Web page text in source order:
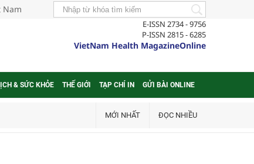
Nam
E-ISSN 2734 - 9756
P-ISSN 2815 - 6285
VietNam Health MagazineOnline
& SỨC KHỎE THẾ GIỚI TẠP CHÍ IN GỬI BÀI ONLINE
MỚI NHẤT ĐỌC NHIỀU